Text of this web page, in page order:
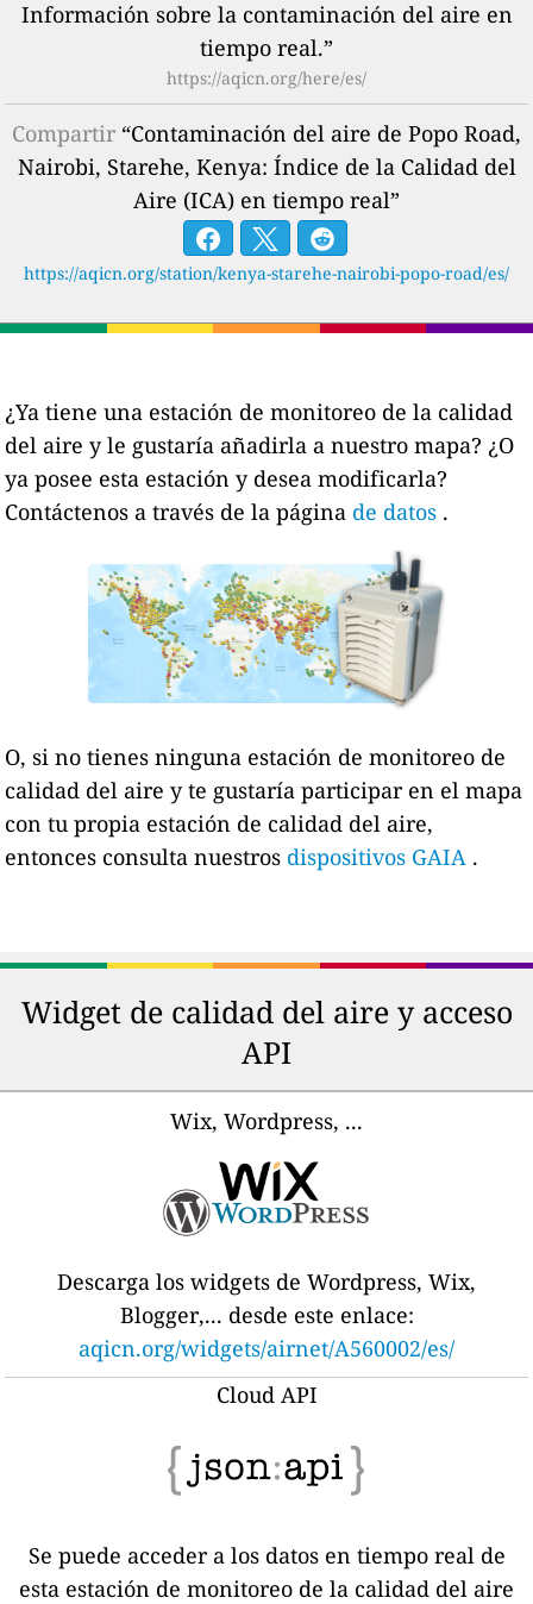
Información sobre la contaminación del aire en
tiempo real.”
https://aqicn.org/here/es/
Compartir “Contaminación del aire de Popo Road,
Nairobi, Starehe, Kenya: Índice de la Calidad del
Aire (ICA) en tiempo real”
https://aqicn.org/station/kenya-starehe-nairobi-popo-road/es/
¿Ya tiene una estación de monitoreo de la calidad
del aire y le gustaría añadirla a nuestro mapa? ¿O
ya posee esta estación y desea modificarla?
Contáctenos a través de la página de datos .
O, si no tienes ninguna estación de monitoreo de
calidad del aire y te gustaría participar en el mapa
con tu propia estación de calidad del aire,
entonces consulta nuestros dispositivos GAIA .
Widget de calidad del aire y acceso
API
Wix, Wordpress, ...
Descarga los widgets de Wordpress, Wix,
Blogger,... desde este enlace:
aqicn.org/widgets/airnet/A560002/es/
Cloud API
Se puede acceder a los datos en tiempo real de
esta estación de monitoreo de la calidad del aire